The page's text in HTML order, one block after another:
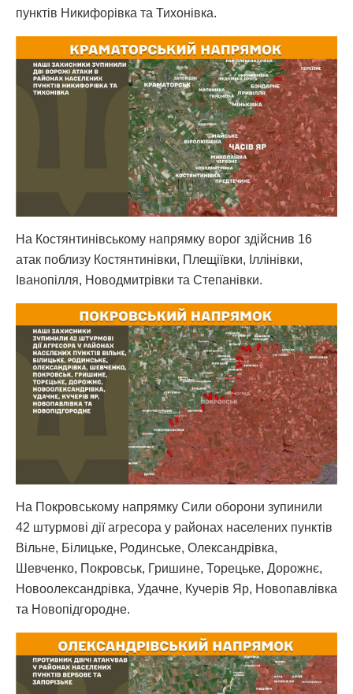
пунктів Никифорівка та Тихонівка.
На Костянтинівському напрямку ворог здійснив 16
атак поблизу Костянтинівки, Плещіївки, Іллінівки,
Іванопілля, Новодмитрівки та Степанівки.
На Покровському напрямку Сили оборони зупинили
42 штурмові дії агресора у районах населених пунктів
Вільне, Білицьке, Родинське, Олександрівка,
Шевченко, Покровськ, Гришине, Торецьке, Дорожнє,
Новоолександрівка, Удачне, Кучерів Яр, Новопавлівка
та Новопідгородне.